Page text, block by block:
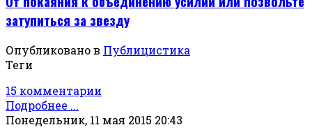
затупиться за звезду
Опубликовано в Публицистика
Теги
15 комментарии
Подробнее ...
Понедельник, 11 мая 2015 20:43